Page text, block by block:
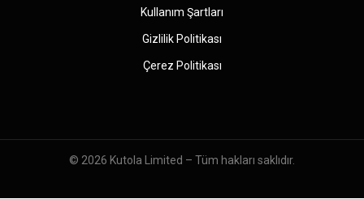
Kullanım Şartları
Gizlilik Politikası
Çerez Politikası
© 2026 Kutola Limited – Tüm hakları saklıdır.